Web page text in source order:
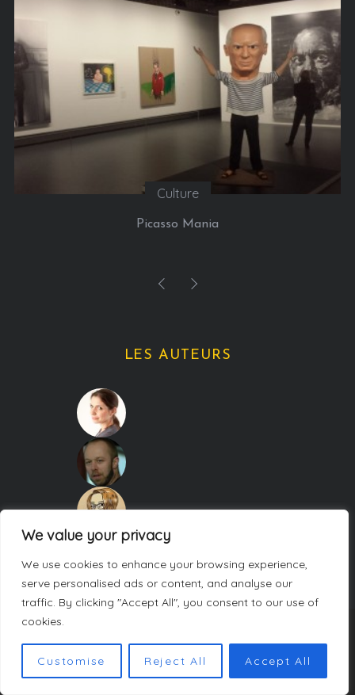
We value your privacy
We use cookies to enhance your browsing experience,
serve personalised ads or content, and analyse our
traffic. By clicking "Accept All", you consent to our use of
cookies.
Customise Reject All Accept All
Culture
Picasso Mania
LES AUTEURS
COPYRIGHT CARNETS DE WEEK-ENDS. TOUS DROITS RÉSERVÉS.
POLITIQUE DE CONFIDENTIALITÉ